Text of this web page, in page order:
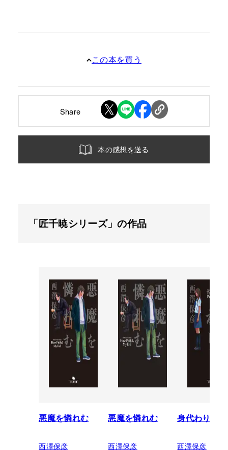
この本を買う
Share
本の感想を送る
「匠千暁シリーズ」の作品
悪魔を憐れむ
西澤保彦
悪魔を憐れむ
西澤保彦
身代わり
西澤保彦